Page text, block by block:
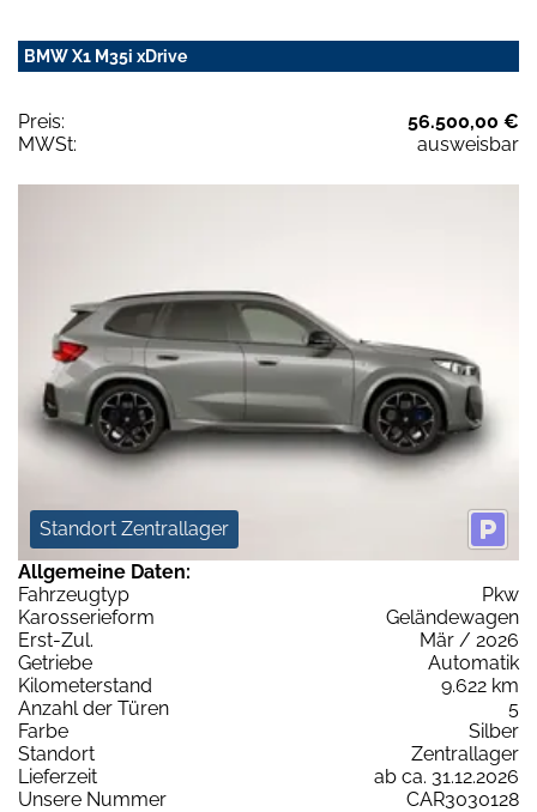
BMW X1 M35i xDrive
Preis:
56.500,00 €
MWSt:
ausweisbar
Standort Zentrallager
Allgemeine Daten:
Fahrzeugtyp
Pkw
Karosserieform
Geländewagen
Erst-Zul.
Mär / 2026
Getriebe
Automatik
Kilometerstand
9.622 km
Anzahl der Türen
5
Farbe
Silber
Standort
Zentrallager
Lieferzeit
ab ca. 31.12.2026
Unsere Nummer
CAR3030128